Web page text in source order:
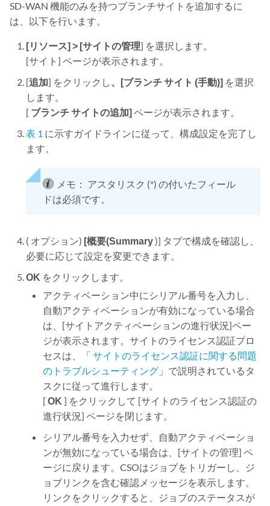
SD-WAN 機能のみを持つブランチサイトを追加するに
は、以下を行います。
[リソース] > [サイトの管理] を選択します。
[サイト] ページが表示されます。
[追加] をクリックし、[ブランチ サイト (手動)] を選択
します。
[ ブランチ サイトの追加]ページが表示されます。
表 1 に示すガイドラインに従って、構成設定を完了し
ます。
メモ： アスタリスク (*) の付いたフィール
ドは必須です。
( オプション) [概要(Summary)] タブで構成を確認し、
必要に応じて設定を変更できます。
OK をクリックします。
アクティベーション中にシリアル番号を入力し、
自動アクティベーションが有効になっている場合
は、[サイトアクティベーションの進行状況]ペー
ジが表示されます。サイトのライセンス認証プロ
セスは、「 サイトのライセンス認証に関する問題
のトラブルシューティング」で説明されているタ
スクに従って進行します。
[ OK ] をクリックして [サイトのライセンス認証の
進行状況] ページを閉じます。
シリアル番号を入力せず、自動アクティベーショ
ンが無効になっている場合は、[サイトの管理] ペ
ージに戻ります。CSOはジョブをトリガーし、ジ
ョブリンクを含む確認メッセージを表示します。
リンクをクリックすると、ジョブのステータスが